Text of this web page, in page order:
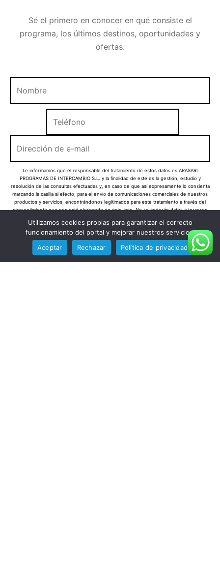
Sé el primero en conocer en qué consiste el
programa, los últimos destinos, oportunidades y
ofertas.
Le informamos que el responsable del tratamiento de estos datos es ARASARI
PROGRAMAS DE INTERCAMBIO S.L. y la finalidad de este es la gestión, estudio y
resolución de las consultas efectuadas y, en caso de que así expresamente lo consienta
marcando la casilla al efecto, para el envío de comunicaciones comerciales de nuestros
productos y servicios, encontrándonos legitimados para este tratamiento a través del
consentimiento que nos está otorgando en este acto. No se cederán datos a terceros
la capacidad legal necesaria para la prestación de este consentimiento y todo ello, de
conformidad con lo establecido en la Política de Privacidad. Puede usted acceder,
rectificar y suprimir los datos, así como otros derechos, como se explica en la
información adicional. Puede consultar la información adicional y detallada sobre
Utilizamos cookies propias para garantizar el correcto
funcionamiento del portal y mejorar nuestros servicios.
Aceptar
Rechazar Política de privacidad